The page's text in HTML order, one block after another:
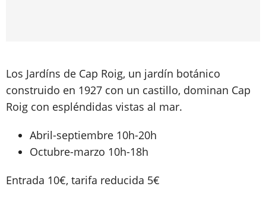
Los Jardíns de Cap Roig, un jardín botánico
construido en 1927 con un castillo, dominan Cap
Roig con espléndidas vistas al mar.
Abril-septiembre 10h-20h
Octubre-marzo 10h-18h
Entrada 10€, tarifa reducida 5€